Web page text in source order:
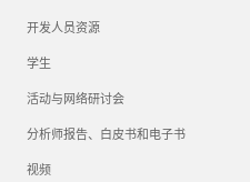
开发人员资源
学生
活动与网络研讨会
分析师报告、白皮书和电子书
视频